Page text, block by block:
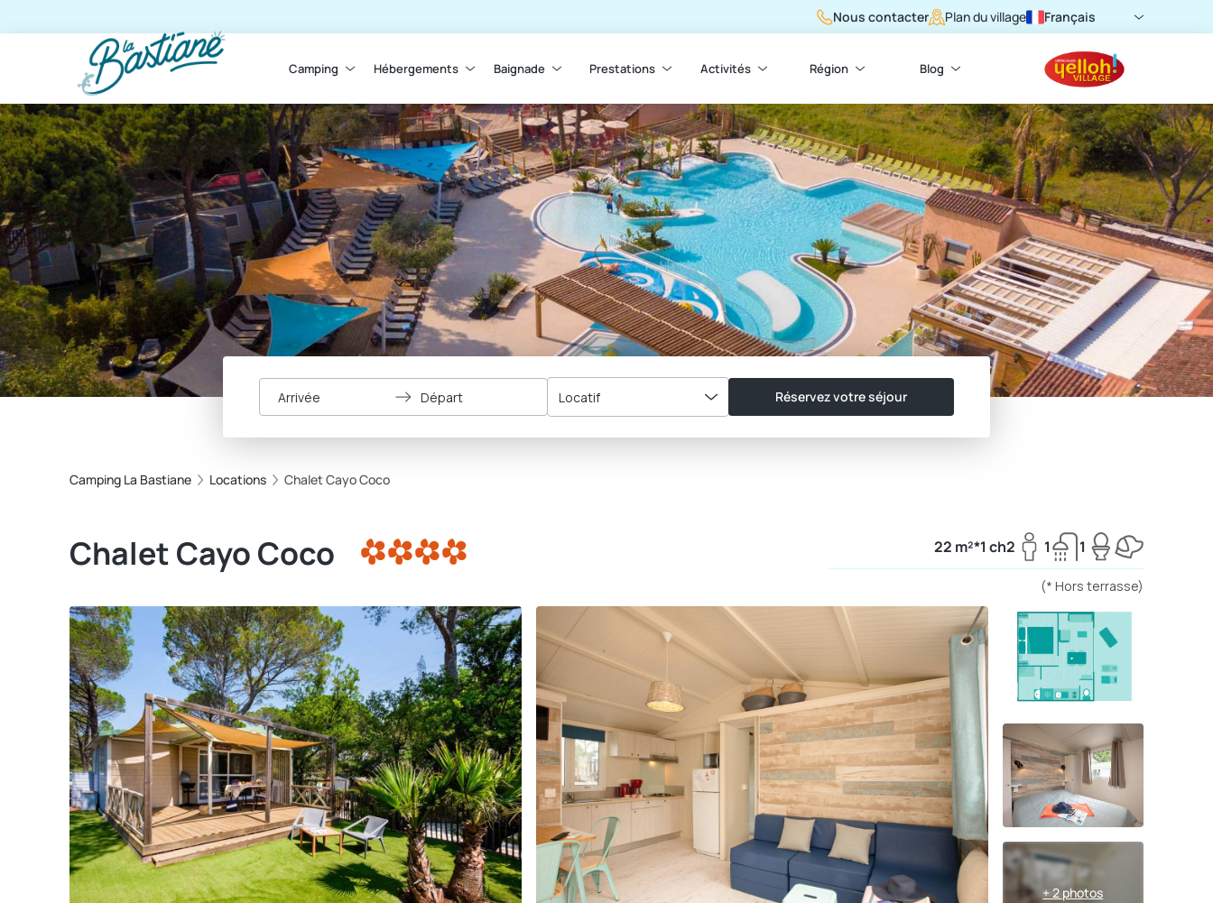
Nous contacter Plan du village Français
Camping Hébergements Baignade Prestations Activités Région Blog
Arrivée Départ Locatif Réservez votre séjour
Camping La Bastiane Locations Chalet Cayo Coco
Chalet Cayo Coco 22 m²*1 ch2 1 1
(* Hors terrasse)
+ 2 photos